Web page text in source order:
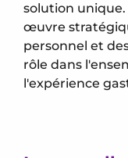
solution
œuvre
personnel et
rôle dans
l'expérience